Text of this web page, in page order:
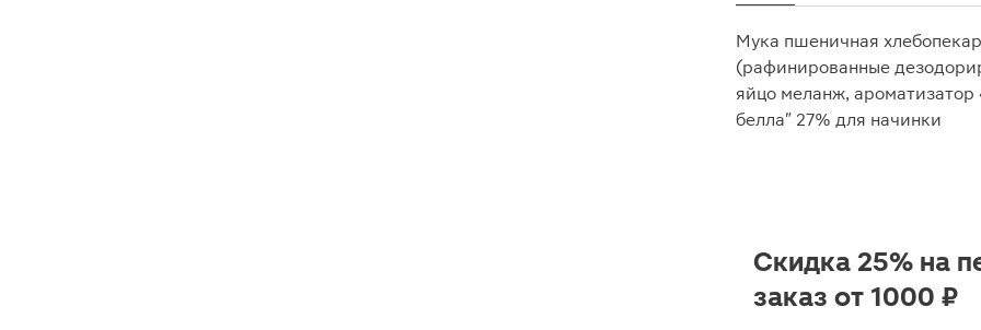
Мука пшеничная
(рафинированные
яйцо меланж, ароматизатор
белла" 27% для начинки
Скидка 25% на
заказ от 1000 ₽